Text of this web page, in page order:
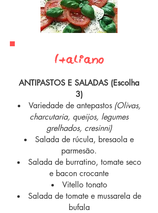
Italian0
ANTIPASTOS E SALADAS (Escolha
3)
Variedade de antepastos (Olivas,
charcutaria, queijos, legumes
grelhados, cresinni)
Salada de rúcula, bresaola e
parmesão.
Salada de burratino, tomate seco
e bacon crocante
Vitello tonato
Salada de tomate e mussarela de
bufala